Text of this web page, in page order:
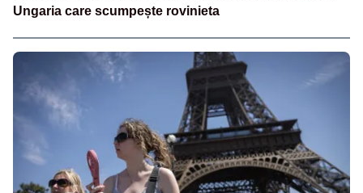
Ungaria care scumpește rovinieta